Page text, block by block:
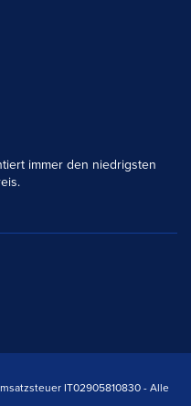
immer den niedrigsten
IT02905810830 - Alle